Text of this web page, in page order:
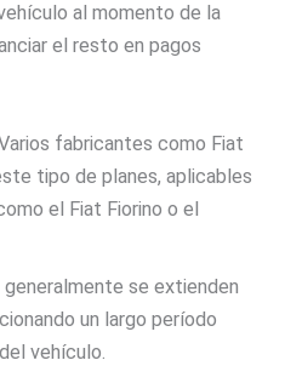
al momento de la
el resto en pagos
fabricantes como Fiat
tipo de planes, aplicables
el Fiat Fiorino o el
se extienden
un largo período
vehículo.